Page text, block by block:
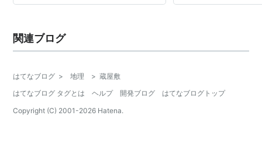
関連ブログ
はてなブログ > 地理 > 蔵屋敷
はてなブログ タグとは
ヘルプ 開発ブログ
はてなブログトップ
Copyright (C) 2001-2026 Hatena.